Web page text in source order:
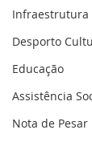
Infraestrutura
Desporto
Educação
Assistência
Nota de Pesar